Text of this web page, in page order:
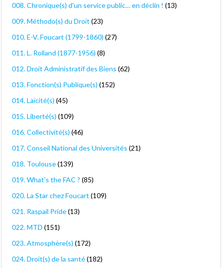
008. Chronique(s) d'un service public… en déclin ! (13)
009. Méthodo(s) du Droit (23)
010. E-V. Foucart (1799-1860) (27)
011. L. Rolland (1877-1956) (8)
012. Droit Administratif des Biens (62)
013. Fonction(s) Publique(s) (152)
014. Laïcité(s) (45)
015. Liberté(s) (109)
016. Collectivité(s) (46)
017. Conseil National des Universités (21)
018. Toulouse(139)
019. What's the FAC ? (85)
020. La Star chez Foucart (109)
021. Raspail Pride(13)
022. MTD (151)
023. Atmosphère(s) (172)
024. Droit(s) de la santé(182)